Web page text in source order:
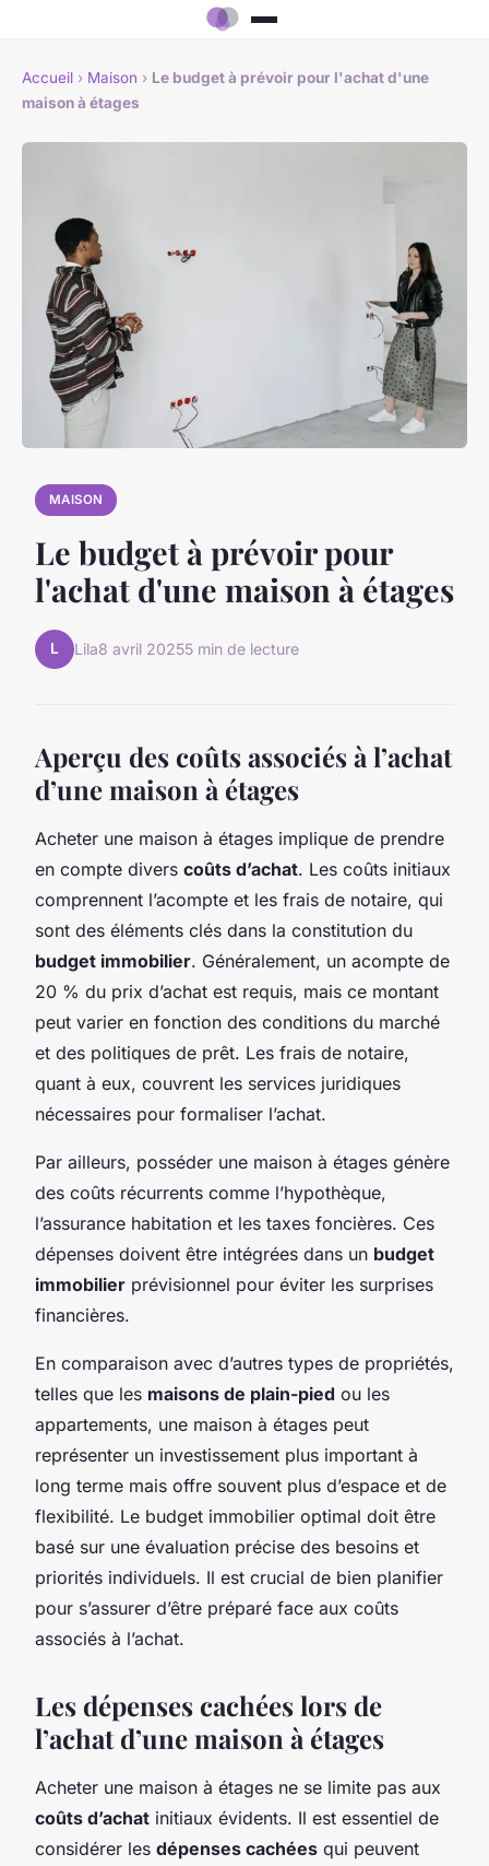
Accueil › Maison › Le budget à prévoir pour l'achat d'une
maison à étages
MAISON
Le budget à prévoir pour
l'achat d'une maison à étages
L Lila8 avril 20255 min de lecture
Aperçu des coûts associés à l’achat
d’une maison à étages
Acheter une maison à étages implique de prendre
en compte divers coûts d’achat. Les coûts initiaux
comprennent l’acompte et les frais de notaire, qui
sont des éléments clés dans la constitution du
budget immobilier. Généralement, un acompte de
20 % du prix d’achat est requis, mais ce montant
peut varier en fonction des conditions du marché
et des politiques de prêt. Les frais de notaire,
quant à eux, couvrent les services juridiques
nécessaires pour formaliser l’achat.
Par ailleurs, posséder une maison à étages génère
des coûts récurrents comme l’hypothèque,
l’assurance habitation et les taxes foncières. Ces
dépenses doivent être intégrées dans un budget
immobilier prévisionnel pour éviter les surprises
financières.
En comparaison avec d’autres types de propriétés,
telles que les maisons de plain-pied ou les
appartements, une maison à étages peut
représenter un investissement plus important à
long terme mais offre souvent plus d’espace et de
flexibilité. Le budget immobilier optimal doit être
basé sur une évaluation précise des besoins et
priorités individuels. Il est crucial de bien planifier
pour s’assurer d’être préparé face aux coûts
associés à l’achat.
Les dépenses cachées lors de
l’achat d’une maison à étages
Acheter une maison à étages ne se limite pas aux
coûts d’achat initiaux évidents. Il est essentiel de
considérer les dépenses cachées qui peuvent